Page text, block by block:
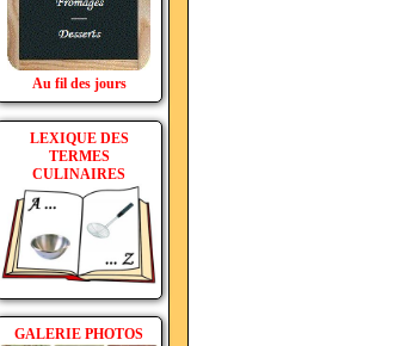
Au fil des jours
LEXIQUE DES
TERMES
CULINAIRES
GALERIE PHOTOS